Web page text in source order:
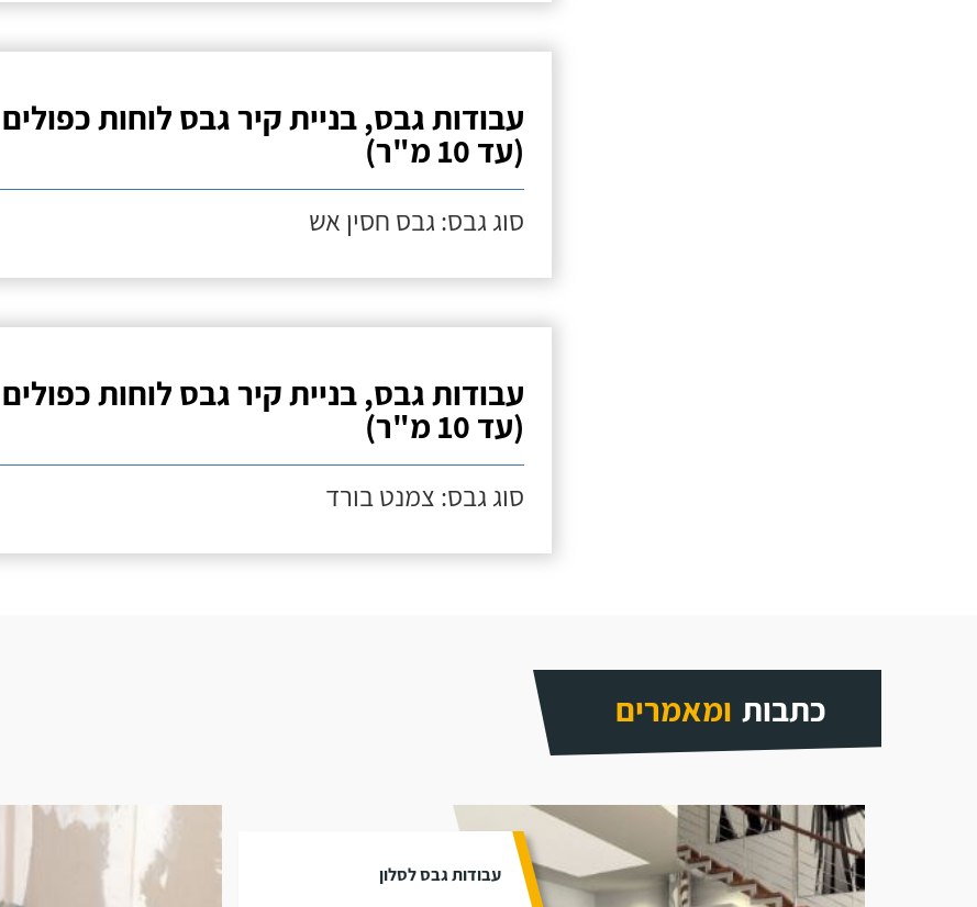
עבודות גבס, בניית קיר גבס לוחות כפולים
(עד 10 מ"ר)
סוג גבס: גבס חסין אש
עבודות גבס, בניית קיר גבס לוחות כפולים
(עד 10 מ"ר)
סוג גבס: צמנט בורד
כתבות ומאמרים
עבודות גבס לסלון